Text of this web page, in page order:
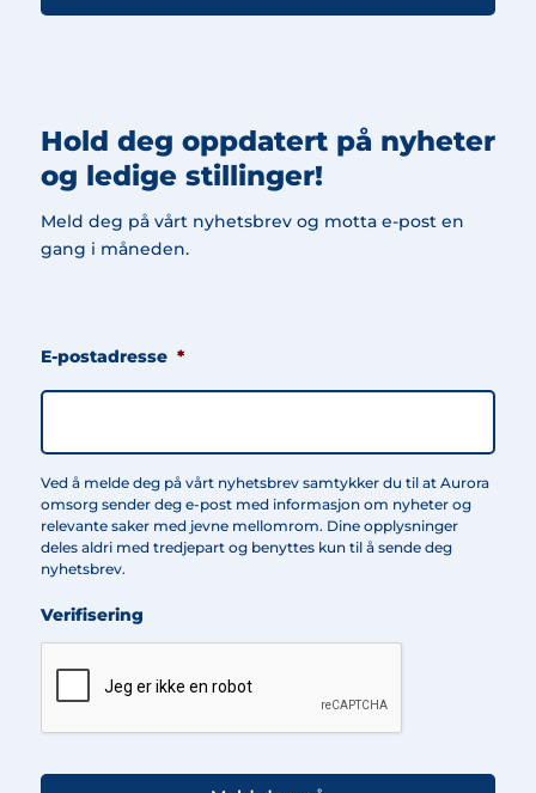
Hold deg oppdatert på nyheter
og ledige stillinger!
Meld deg på vårt nyhetsbrev og motta e-post en
gang i måneden.
E-postadresse *
Ved å melde deg på vårt nyhetsbrev samtykker du til at Aurora
omsorg sender deg e-post med informasjon om nyheter og
relevante saker med jevne mellomrom. Dine opplysninger
deles aldri med tredjepart og benyttes kun til å sende deg
nyhetsbrev.
Verifisering